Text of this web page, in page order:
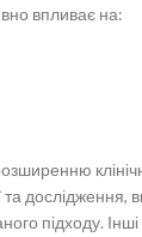
впливає на:
та
підходу.